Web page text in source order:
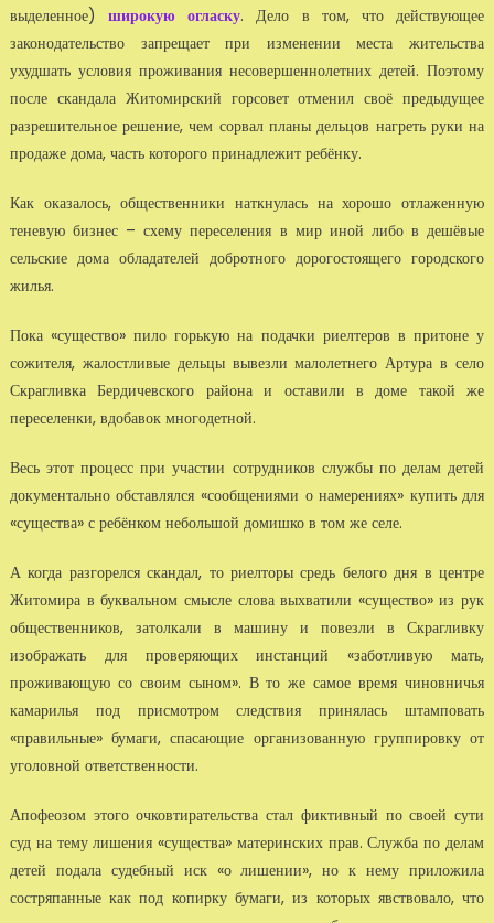
выделенное)широкую огласку. Дело в том, что действующее
законодательство запрещает при изменении места жительства
ухудшать условия проживания несовершеннолетних детей. Поэтому
после скандала Житомирский горсовет отменил своё предыдущее
разрешительное решение, чем сорвал планы дельцов нагреть руки на
продаже дома, часть которого принадлежит ребёнку.
Как оказалось, общественники наткнулась на хорошо отлаженную
теневую бизнес – схему переселения в мир иной либо в дешёвые
сельские дома обладателей добротного дорогостоящего городского
жилья.
Пока «существо» пило горькую на подачки риелтеров в притоне у
сожителя, жалостливые дельцы вывезли малолетнего Артура в село
Скрагливка Бердичевского района и оставили в доме такой же
переселенки, вдобавок многодетной.
Весь этот процесс при участии сотрудников службы по делам детей
документально обставлялся «сообщениями о намерениях» купить для
«существа» с ребёнком небольшой домишко в том же селе.
А когда разгорелся скандал, то риелторы средь белого дня в центре
Житомира в буквальном смысле слова выхватили «существо» из рук
общественников, затолкали в машину и повезли в Скрагливку
изображать для проверяющих инстанций «заботливую мать,
проживающую со своим сыном». В то же самое время чиновничья
камарилья под присмотром следствия принялась штамповать
«правильные» бумаги, спасающие организованную группировку от
уголовной ответственности.
Апофеозом этого очковтирательства стал фиктивный по своей сути
суд на тему лишения «существа» материнских прав. Служба по делам
детей подала судебный иск «о лишении», но к нему приложила
состряпанные как под копирку бумаги, из которых явствовало, что